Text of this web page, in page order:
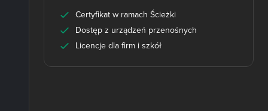
Certyfikat w ramach Ścieżki
Dostęp z urządzeń przenośnych
Licencje dla firm i szkół